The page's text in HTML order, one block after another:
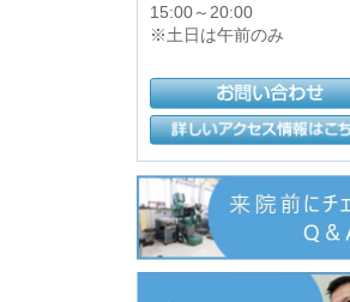
15:00～20:00
※土日は午前のみ